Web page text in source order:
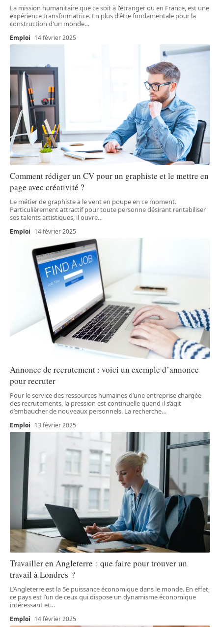
La mission humanitaire que ce soit à l'étranger ou en France, est une
expérience transformatrice. En plus d'être fondamentale pour la
construction d'un monde…
Emploi 14 février 2025
Comment rédiger un CV pour un graphiste et le mettre en
page avec créativité ?
Le métier de graphiste a le vent en poupe en ce moment.
Particulièrement attractif pour toute personne désirant rentabiliser
ses talents artistiques, il ouvre…
Emploi 14 février 2025
Annonce de recrutement : voici un exemple d’annonce
pour recruter
Pour le service des ressources humaines d’une entreprise chargée
des recrutements, la pression est continuelle quand il s’agit
d’embaucher de nouveaux personnels. La recherche…
Emploi 13 février 2025
Travailler en Angleterre : que faire pour trouver un
travail à Londres ?
L’Angleterre est la 5e puissance économique dans le monde. En effet,
ce pays est l’un de ceux qui dispose un dynamisme économique
intéressant et…
Emploi 14 février 2025